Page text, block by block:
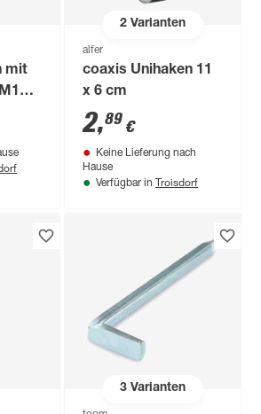
mit
x
2Varianten
alfer
coaxis Unihaken 11
x 6 cm
2,89 €
Keine Lieferung nach
Hause
Verfügbar in Troisdorf
3Varianten